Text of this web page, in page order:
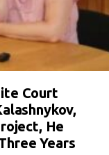
Court
He
Years